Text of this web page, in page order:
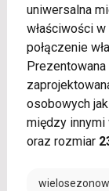
uniwersalna
właściwości
połączenie
osobowych
między
oraz rozmiar